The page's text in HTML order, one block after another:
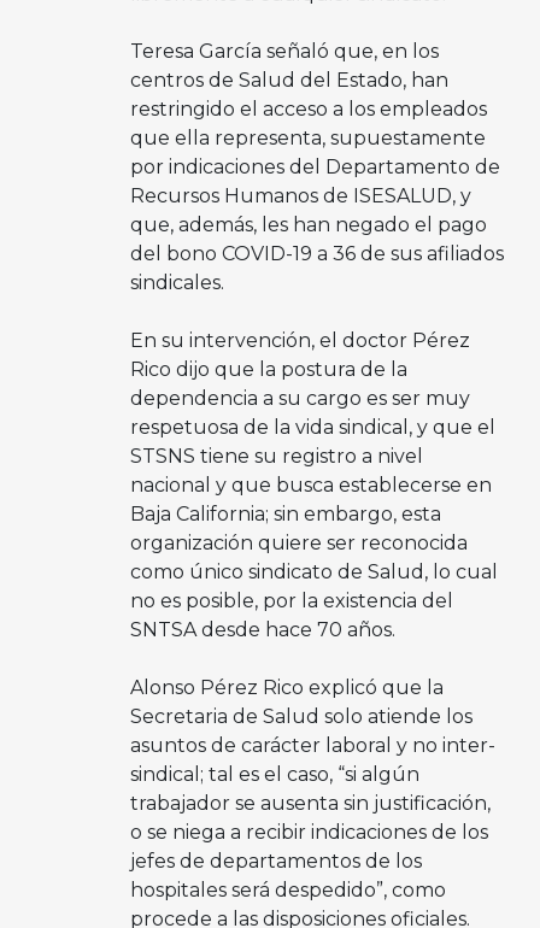
Teresa García señaló que, en los
centros de Salud del Estado, han
restringido el acceso a los empleados
que ella representa, supuestamente
por indicaciones del Departamento de
Recursos Humanos de ISESALUD, y
que, además, les han negado el pago
del bono COVID-19 a 36 de sus afiliados
sindicales.
En su intervención, el doctor Pérez
Rico dijo que la postura de la
dependencia a su cargo es ser muy
respetuosa de la vida sindical, y que el
STSNS tiene su registro a nivel
nacional y que busca establecerse en
Baja California; sin embargo, esta
organización quiere ser reconocida
como único sindicato de Salud, lo cual
no es posible, por la existencia del
SNTSA desde hace 70 años.
Alonso Pérez Rico explicó que la
Secretaria de Salud solo atiende los
asuntos de carácter laboral y no inter-
sindical; tal es el caso, “si algún
trabajador se ausenta sin justificación,
o se niega a recibir indicaciones de los
jefes de departamentos de los
hospitales será despedido”, como
procede a las disposiciones oficiales.